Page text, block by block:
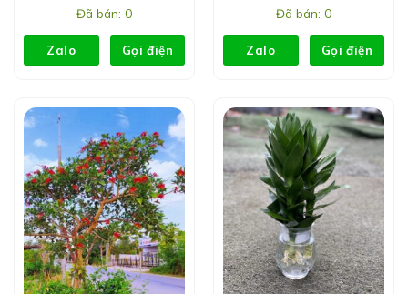
Đã bán: 0
Zalo Gọi điện
Đã bán: 0
Zalo Gọi điện